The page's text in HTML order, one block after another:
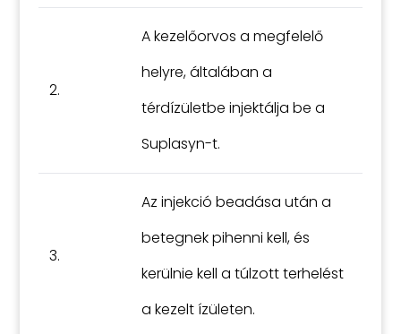
2.
A kezelőorvos a megfelelő
helyre, általában a
térdízületbe injektálja be a
Suplasyn-t.
3.
Az injekció beadása után a
betegnek pihenni kell, és
kerülnie kell a túlzott terhelést
a kezelt ízületen.